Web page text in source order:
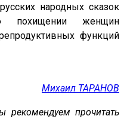
народных сказок
женщин
функций
Михаил ТАРАНОВ
рекомендуем прочитать